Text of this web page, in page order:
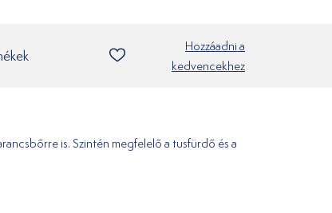
Hozzáadni a
kedvencekhez
is. Szintén megfelelő a tusfürdő és a